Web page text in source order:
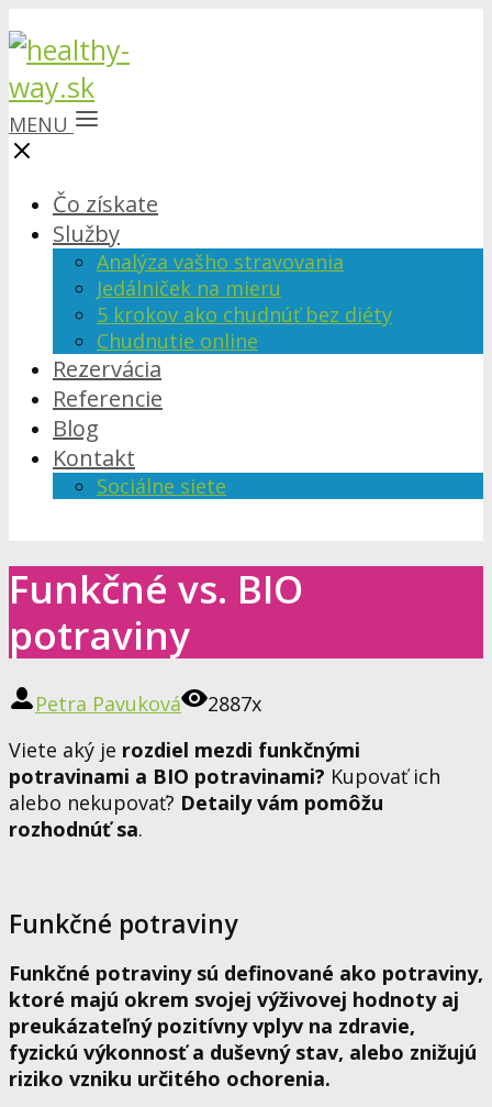
MENU
Čo získate
Služby
Analýza vašho stravovania
Jedálniček na mieru
5 krokov ako chudnúť bez diéty
Chudnutie online
Rezervácia
Referencie
Blog
Kontakt
Sociálne siete
Funkčné vs. BIO
potraviny
Petra Pavuková
2887x
Viete aký je rozdiel mezdi funkčnými
potravinami a BIO potravinami? Kupovať ich
alebo nekupovať? Detaily vám pomôžu
rozhodnúť sa.
Funkčné potraviny
Funkčné potraviny sú definované ako potraviny,
ktoré majú okrem svojej výživovej hodnoty aj
preukázateľný pozitívny vplyv na zdravie,
fyzickú výkonnosť a duševný stav, alebo znižujú
riziko vzniku určitého ochorenia.